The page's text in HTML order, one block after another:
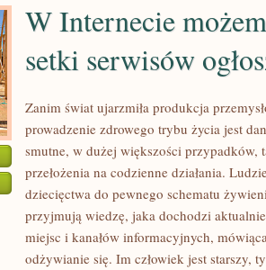
W Internecie
setki serwisów
Zanim świat ujarzmiła produkcja
prowadzenie zdrowego trybu życia jest
smutne, w dużej większości przypadków,
przełożenia na codzienne działania.
dziecięctwa do pewnego schematu
przyjmują wiedzę, jaka dochodzi
miejsc i kanałów informacyjnych,
odżywianie się. Im człowiek jest starszy,